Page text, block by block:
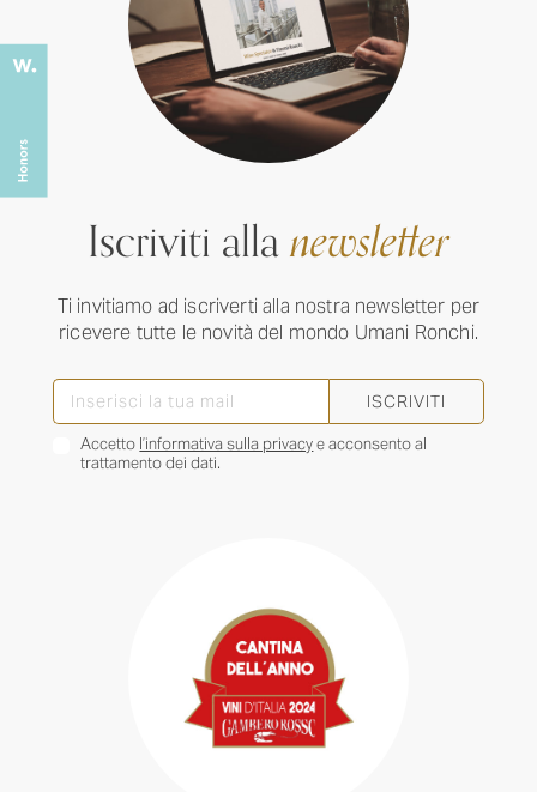
Iscriviti allanewsletter
Ti invitiamo ad iscriverti alla nostra newsletter per
ricevere tutte le novità del mondo Umani Ronchi.
ISCRIVITI
Accetto l’informativa sulla privacye acconsento al
trattamento dei dati.